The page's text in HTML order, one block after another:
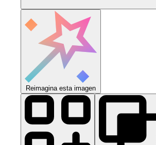
Reimagina esta imagen